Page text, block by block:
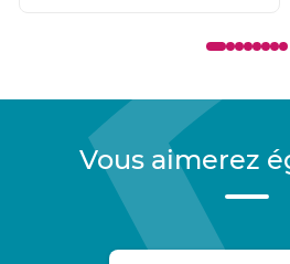
Vous aimerez